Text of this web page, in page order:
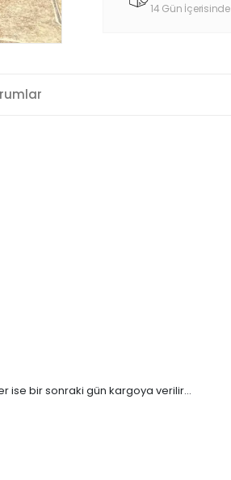
14 Gün İçerisinde
ise bir sonraki gün kargoya verilir...